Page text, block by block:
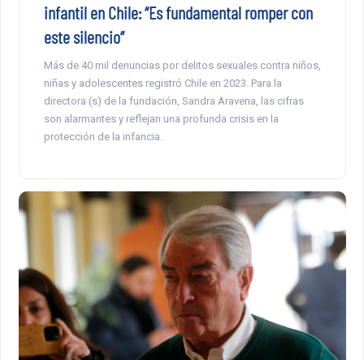
infantil en Chile: “Es fundamental romper con
este silencio”
Más de 40 mil denuncias por delitos sexuales contra niños,
niñas y adolescentes registró Chile en 2023. Para la
directora (s) de la fundación, Sandra Aravena, las cifras
son alarmantes y reflejan una profunda crisis en la
protección de la infancia.